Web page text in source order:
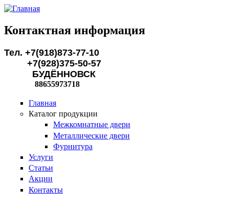
Перейти к основному содержанию
Контактная информация
Тел. +7(918)873-77-10
+7(928)375-50-57
БУДЁННОВСК
88655973718
Главная
Каталог продукции
Межкомнатные двери
Металлические двери
Фурнитура
Услуги
Статьи
Акции
Контакты